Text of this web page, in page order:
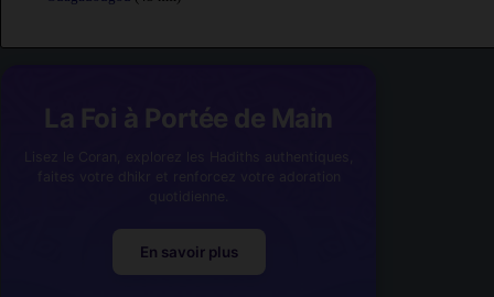
La Foi à Portée de Main
En savoir plus